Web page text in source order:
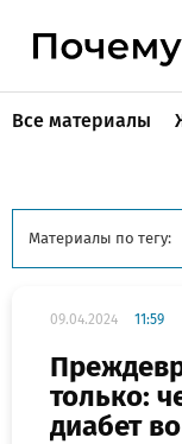
Все материалы
Материалы по тегу:
09.04.2024 11:59
только:
диабет